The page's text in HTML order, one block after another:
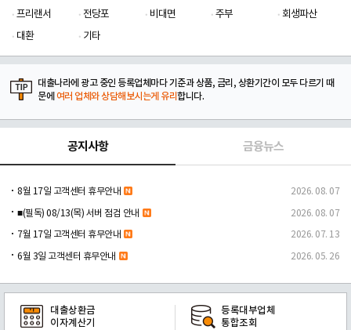
프리랜서
전당포 비대면 주부
회생파산
대환
기타
대출나라에 광고 중인 등록업체마다 기준과 상품, 금리, 상환기간이 모두 다르기 때
문에 여러 업체와 상담해보시는게 유리합니다.
공지사항 금융뉴스
8월 17일 고객센터 휴무안내 2026. 08. 07
■(필독) 08/13(목) 서버 점검 안내 2026. 08. 07
7월 17일 고객센터 휴무안내 2026. 07. 13
6월 3일 고객센터 휴무안내 2026. 05. 26
대출상환금
이자계산기
등록대부업체
통합조회